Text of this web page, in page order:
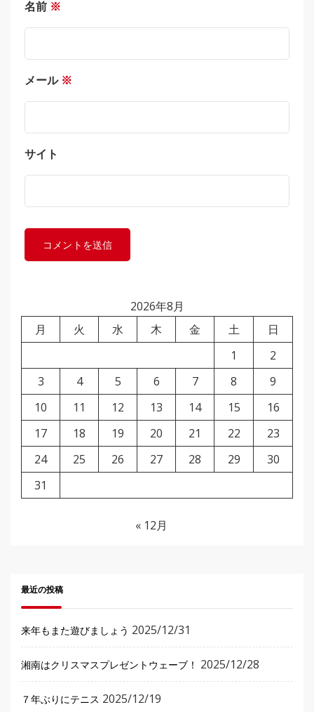
名前 ※
メール ※
サイト
2026年8月
月
火 水 木 金 土
日
1
2
3
4 5 6 7 8
9
10
11 12 13 14 15
16
17
18 19 20 21 22
23
24
25 26 27 28 29
30
31
« 12月
最近の投稿
来年もまた遊びましょう 2025/12/31
湘南はクリスマスプレゼントウェーブ！ 2025/12/28
７年ぶりにテニス 2025/12/19